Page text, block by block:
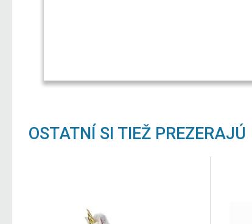
OSTATNÍ SI TIEŽ PREZERAJÚ